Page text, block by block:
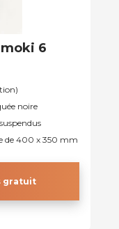
6
noire
de 400 x 350 mm
gratuit